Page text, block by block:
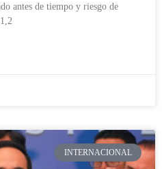
antes de tiempo y riesgo de
INTERNACIONAL